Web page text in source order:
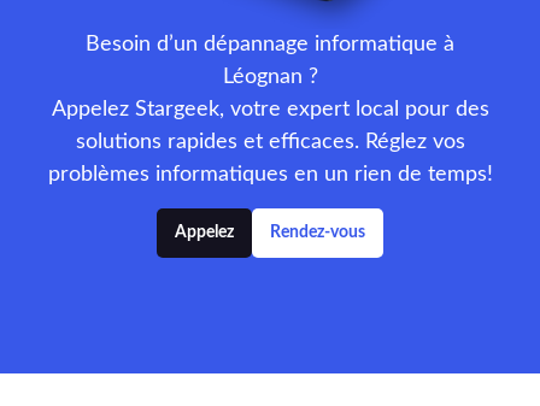
Besoin d’un dépannage informatique à
Léognan ?
Appelez Stargeek, votre expert local pour des
solutions rapides et efficaces. Réglez vos
problèmes informatiques en un rien de temps!
Appelez Rendez-vous